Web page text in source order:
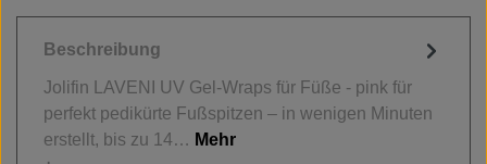
Beschreibung
Jolifin LAVENI UV Gel-Wraps für Füße - pink für
perfekt pedikürte Fußspitzen – in wenigen Minuten
erstellt, bis zu 14… Mehr